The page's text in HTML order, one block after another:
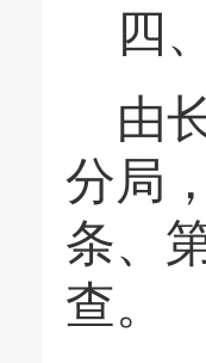
四
由
分局
条、
查。